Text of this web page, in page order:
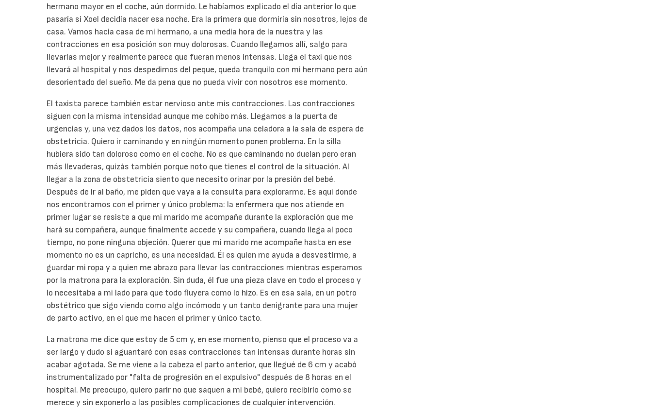
hermano mayor en el coche, aún dormido. Le habíamos explicado el día anterior lo que
pasaría si Xoel decidía nacer esa noche. Era la primera que dormiría sin nosotros, lejos de
casa. Vamos hacia casa de mi hermano, a una media hora de la nuestra y las
contracciones en esa posición son muy dolorosas. Cuando llegamos allí, salgo para
llevarlas mejor y realmente parece que fueran menos intensas. Llega el taxi que nos
llevará al hospital y nos despedimos del peque, queda tranquilo con mi hermano pero aún
desorientado del sueño. Me da pena que no pueda vivir con nosotros ese momento.
El taxista parece también estar nervioso ante mis contracciones. Las contracciones
siguen con la misma intensidad aunque me cohibo más. Llegamos a la puerta de
urgencias y, una vez dados los datos, nos acompaña una celadora a la sala de espera de
obstetricia. Quiero ir caminando y en ningún momento ponen problema. En la silla
hubiera sido tan doloroso como en el coche. No es que caminando no duelan pero eran
más llevaderas, quizás también porque noto que tienes el control de la situación. Al
llegar a la zona de obstetricia siento que necesito orinar por la presión del bebé.
Después de ir al baño, me piden que vaya a la consulta para explorarme. Es aquí donde
nos encontramos con el primer y único problema: la enfermera que nos atiende en
primer lugar se resiste a que mi marido me acompañe durante la exploración que me
hará su compañera, aunque finalmente accede y su compañera, cuando llega al poco
tiempo, no pone ninguna objeción. Querer que mi marido me acompañe hasta en ese
momento no es un capricho, es una necesidad. Él es quien me ayuda a desvestirme, a
guardar mi ropa y a quien me abrazo para llevar las contracciones mientras esperamos
por la matrona para la exploración. Sin duda, él fue una pieza clave en todo el proceso y
lo necesitaba a mi lado para que todo fluyera como lo hizo. Es en esa sala, en un potro
obstétrico que sigo viendo como algo incómodo y un tanto denigrante para una mujer
de parto activo, en el que me hacen el primer y único tacto.
La matrona me dice que estoy de 5 cm y, en ese momento, pienso que el proceso va a
ser largo y dudo si aguantaré con esas contracciones tan intensas durante horas sin
acabar agotada. Se me viene a la cabeza el parto anterior, que llegué de 6 cm y acabó
instrumentalizado por "falta de progresión en el expulsivo" después de 8 horas en el
hospital. Me preocupo, quiero parir no que saquen a mi bebé, quiero recibirlo como se
merece y sin exponerlo a las posibles complicaciones de cualquier intervención.